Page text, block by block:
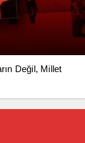
Değil, Millet